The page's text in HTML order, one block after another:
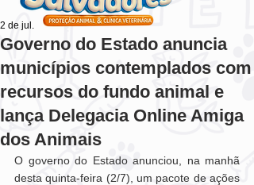
Governo do Estado anuncia
municípios contemplados com
recursos do fundo animal e
lança Delegacia Online Amiga
dos Animais
2 de jul.
O governo do Estado anunciou, na manhã
desta quinta-feira (2/7), um pacote de ações